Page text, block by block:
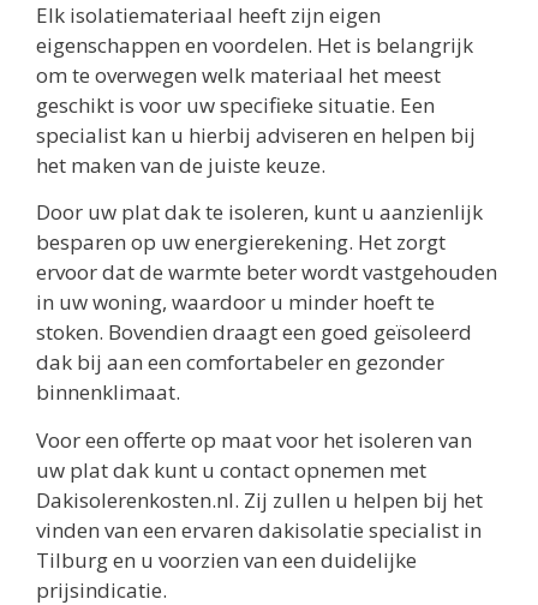
Elk isolatiemateriaal heeft zijn eigen
eigenschappen en voordelen. Het is belangrijk
om te overwegen welk materiaal het meest
geschikt is voor uw specifieke situatie. Een
specialist kan u hierbij adviseren en helpen bij
het maken van de juiste keuze.
Door uw plat dak te isoleren, kunt u aanzienlijk
besparen op uw energierekening. Het zorgt
ervoor dat de warmte beter wordt vastgehouden
in uw woning, waardoor u minder hoeft te
stoken. Bovendien draagt een goed geïsoleerd
dak bij aan een comfortabeler en gezonder
binnenklimaat.
Voor een offerte op maat voor het isoleren van
uw plat dak kunt u contact opnemen met
Dakisolerenkosten.nl. Zij zullen u helpen bij het
vinden van een ervaren dakisolatie specialist in
Tilburg en u voorzien van een duidelijke
prijsindicatie.